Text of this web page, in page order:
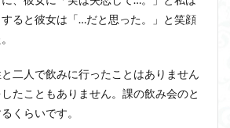
ると彼女は「…だと思った。」と笑顔
二人で飲みに行ったことはありません
たこともありません。課の飲み会のと
くらいです。